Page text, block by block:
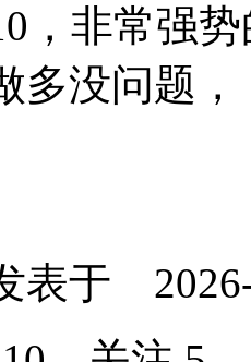
，非常强
多没问题，
于 2026-